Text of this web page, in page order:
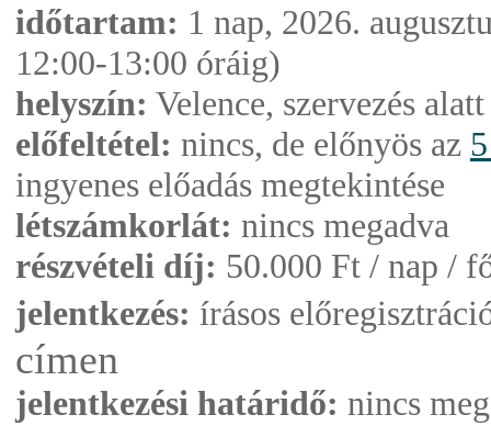
időtartam: 1 nap, 2026.
12:00-13:00 óráig)
helyszín: Velence, szervezés alatt
előfeltétel: nincs, de előnyös az
ingyenes előadás megtekintése
létszámkorlát: nincs megadva
részvételi díj: 50.000 Ft / nap /
jelentkezés: írásos
címen
jelentkezési határidő: nincs